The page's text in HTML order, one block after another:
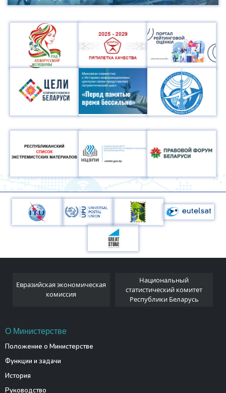
Евразийская экономическая
комиссия
Национальный
статистический комитет
Республики Беларусь
О Министерстве
Положение о Министерстве
Функции и задачи
История
Руководство